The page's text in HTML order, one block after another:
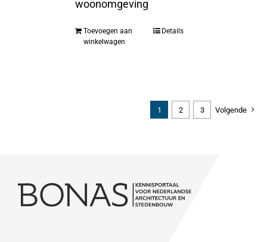
woonomgeving
Toevoegen aan
winkelwagen
Details
1 2 3 Volgende